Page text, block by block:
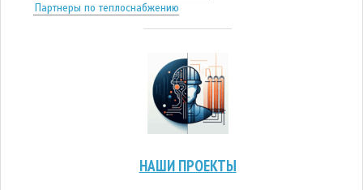
Партнеры по теплоснабжению
НАШИ ПРОЕКТЫ